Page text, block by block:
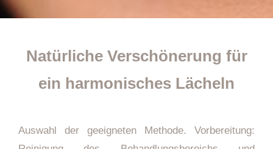
Natürliche Verschönerung für
ein harmonisches Lächeln
Auswahl der geeigneten Methode. Vorbereitung: